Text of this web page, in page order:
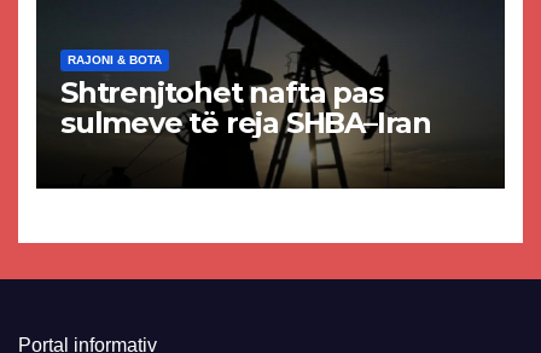
RAJONI & BOTA
Shtrenjtohet nafta pas
sulmeve të reja SHBA–Iran
Portal informativ